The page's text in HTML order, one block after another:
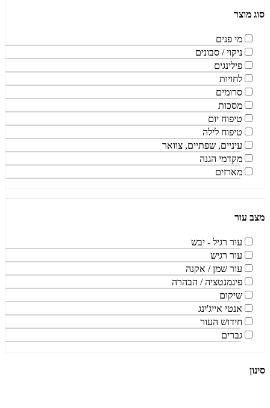
סוג מוצר
מי פנים
ניקוי / סבונים
פילינגים
לחויות
סרומים
מסכות
טיפוח יום
טיפוח לילה
עיניים, שפתיים, צוואר
מקדמי הגנה
מארזים
מצב עור
עור רגיל - יבש
עור רגיש
עור שמן / אקנה
פיגמנטציה / הבהרה
שיקום
אנטי אייג'ינג
חידוש העור
גברים
סינון